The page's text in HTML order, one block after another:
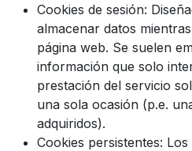
Cookies de sesión:
almacenar datos
página web. Se suelen
información que solo
prestación del servicio
una sola ocasión (p.e.
adquiridos).
Cookies persistentes: